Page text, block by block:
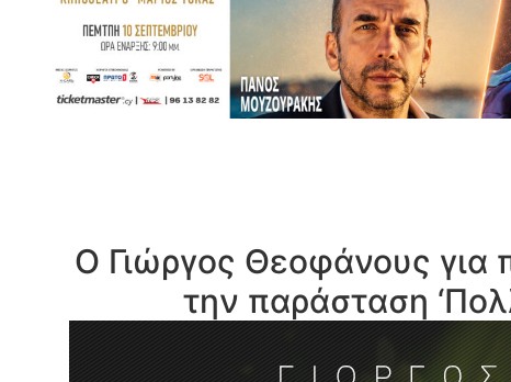
Ο Γιώργος Θεοφάνους
την παράσταση